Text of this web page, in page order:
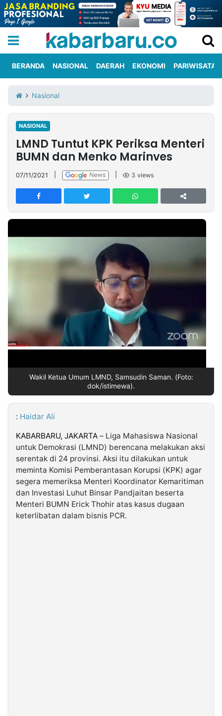
Iklan
Berita
Kami
Nasional
International
Olahraga
Entertainment
Daerah
Pariwisata
Kuliner
Kolom
Network
PT
TREETAN
MULTIMEDIA
NTB
Time
IDN
Jogja
Rakyat
News
Notice
Baru
Kabarbaru
Kabarbaru.co
2026
Kabarbaru
BERANDA NASIONAL DAERAH EKONOMI PARIWISATA
Nasional
NASIONAL
LMND Tuntut KPK Periksa Menteri
BUMN dan Menko Marinves
07/11/2021 3 views
Wakil Ketua Umum LMND, Samsudin Saman. (Foto:
dok/istimewa).
: Haidar Ali
KABARBARU, JAKARTA – Liga Mahasiswa Nasional
untuk Demokrasi (LMND) berencana melakukan aksi
serentak di 24 provinsi. Aksi itu dilakukan untuk
meminta Komisi Pemberantasan Korupsi (KPK) agar
segera memeriksa Menteri Koordinator Kemaritiman
dan Investasi Luhut Binsar Pandjaitan beserta
Menteri BUMN Erick Thohir atas kasus dugaan
keterlibatan dalam bisnis PCR.